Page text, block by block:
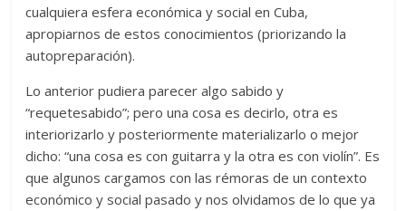
cualquiera esfera económica y social en Cuba,
apropiarnos de estos conocimientos (priorizando la
autopreparación).
Lo anterior pudiera parecer algo sabido y
“requetesabido”; pero una cosa es decirlo, otra es
interiorizarlo y posteriormente materializarlo o mejor
dicho: “una cosa es con guitarra y la otra es con violín”. Es
que algunos cargamos con las rémoras de un contexto
económico y social pasado y nos olvidamos de lo que ya